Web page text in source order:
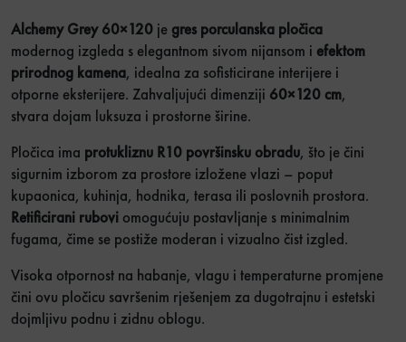
Alchemy Grey 60×120 je gres porculanska pločica
modernog izgleda s elegantnom sivom nijansom i efektom
prirodnog kamena, idealna za sofisticirane interijere i
otporne eksterijere. Zahvaljujući dimenziji 60×120 cm,
stvara dojam luksuza i prostorne širine.
Pločica ima protukliznu R10 površinsku obradu, što je čini
sigurnim izborom za prostore izložene vlazi – poput
kupaonica, kuhinja, hodnika, terasa ili poslovnih prostora.
Retificirani rubovi omogućuju postavljanje s minimalnim
fugama, čime se postiže moderan i vizualno čist izgled.
Visoka otpornost na habanje, vlagu i temperaturne promjene
čini ovu pločicu savršenim rješenjem za dugotrajnu i estetski
dojmljivu podnu i zidnu oblogu.